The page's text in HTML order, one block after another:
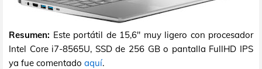
Resumen: Este portátil de 15,6" muy ligero con procesador
Intel Core i7-8565U, SSD de 256 GB o pantalla FullHD IPS
ya fue comentado aquí.